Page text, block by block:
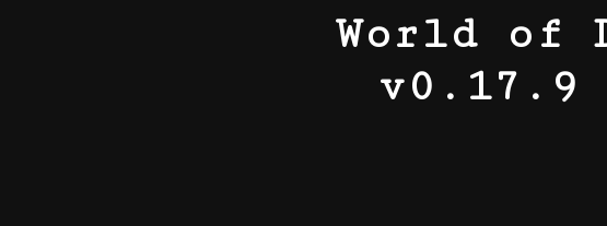
World of
v0.17.9